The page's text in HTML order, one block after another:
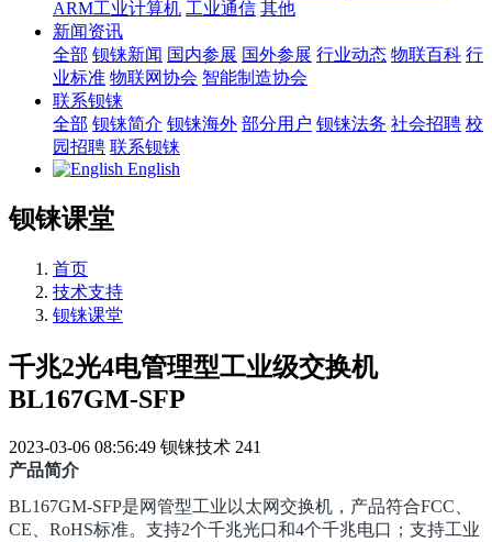
ARM工业计算机 工业通信 其他
新闻资讯
全部 钡铼新闻 国内参展 国外参展 行业动态 物联百科 行
业标准 物联网协会 智能制造协会
联系钡铼
全部 钡铼简介 钡铼海外 部分用户 钡铼法务 社会招聘 校
园招聘 联系钡铼
English
钡铼课堂
首页
技术支持
钡铼课堂
千兆2光4电管理型工业级交换机
BL167GM-SFP
2023-03-06 08:56:49 钡铼技术 241
产品简介
BL167GM-SFP是网管型工业以太网交换机，产品符合FCC、
CE、 RoHS标准。支持2个千兆光口和4个千兆电口；支持工业